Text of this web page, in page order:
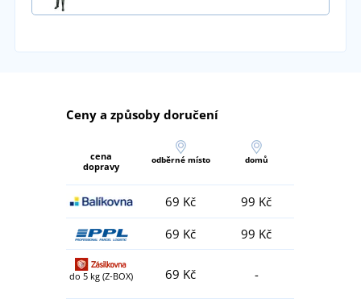
Ceny a způsoby doručení
cena
dopravy
odběrné místo domů
69 Kč
99 Kč
69 Kč
99 Kč
do 5 kg (Z-BOX) 69 Kč -